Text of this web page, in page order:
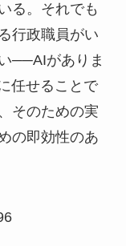
る。それでも
行政職員がい
──AIがありま
任せることで
そのための実
の即効性のあ